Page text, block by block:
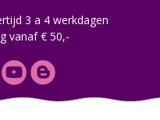
3 a 4 werkdagen
vanaf € 50,-